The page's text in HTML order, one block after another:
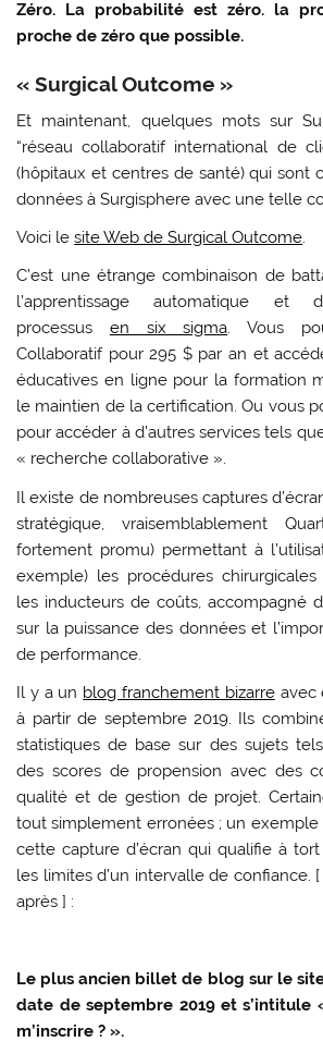
Zéro. La probabilité est zéro. la
proche de zéro que possible.
« Surgical Outcome »
Et maintenant, quelques mots sur
“réseau collaboratif international de
(hôpitaux et centres de santé) qui sont
données à Surgisphere avec une telle
Voici lesite Web de Surgical Outcome.
C’est une étrange combinaison de
l’apprentissage automatique et
processus en six sigma. Vous
Collaboratif pour 295 $ par an et
éducatives en ligne pour la formation
le maintien de la certification. Ou vous
pour accéder à d’autres services tels
« recherche collaborative ».
Il existe de nombreuses captures
stratégique, vraisemblablement
fortement promu) permettant à
exemple) les procédures
les inducteurs de coûts, accompagné
sur la puissance des données et
de performance.
Il y a un blog franchement bizarreavec
à partir de septembre 2019. Ils
statistiques de base sur des sujets
des scores de propension avec des
qualité et de gestion de projet.
tout simplement erronées ; un exemple
cette capture d’écran qui qualifie à
les limites d’un intervalle de confiance. [
après ] :
Le plus ancien billet de blog sur le
date de septembre 2019 et s’intitule
m’inscrire ? ».